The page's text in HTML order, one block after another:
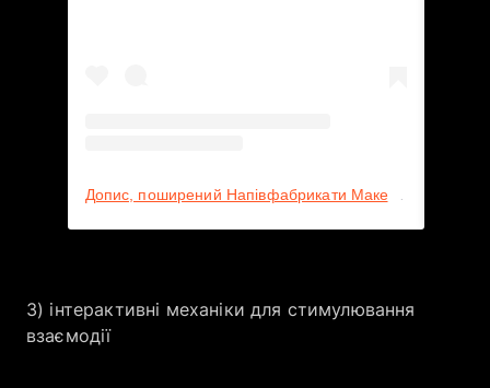
3) інтерактивні механіки для стимулювання
взаємодії